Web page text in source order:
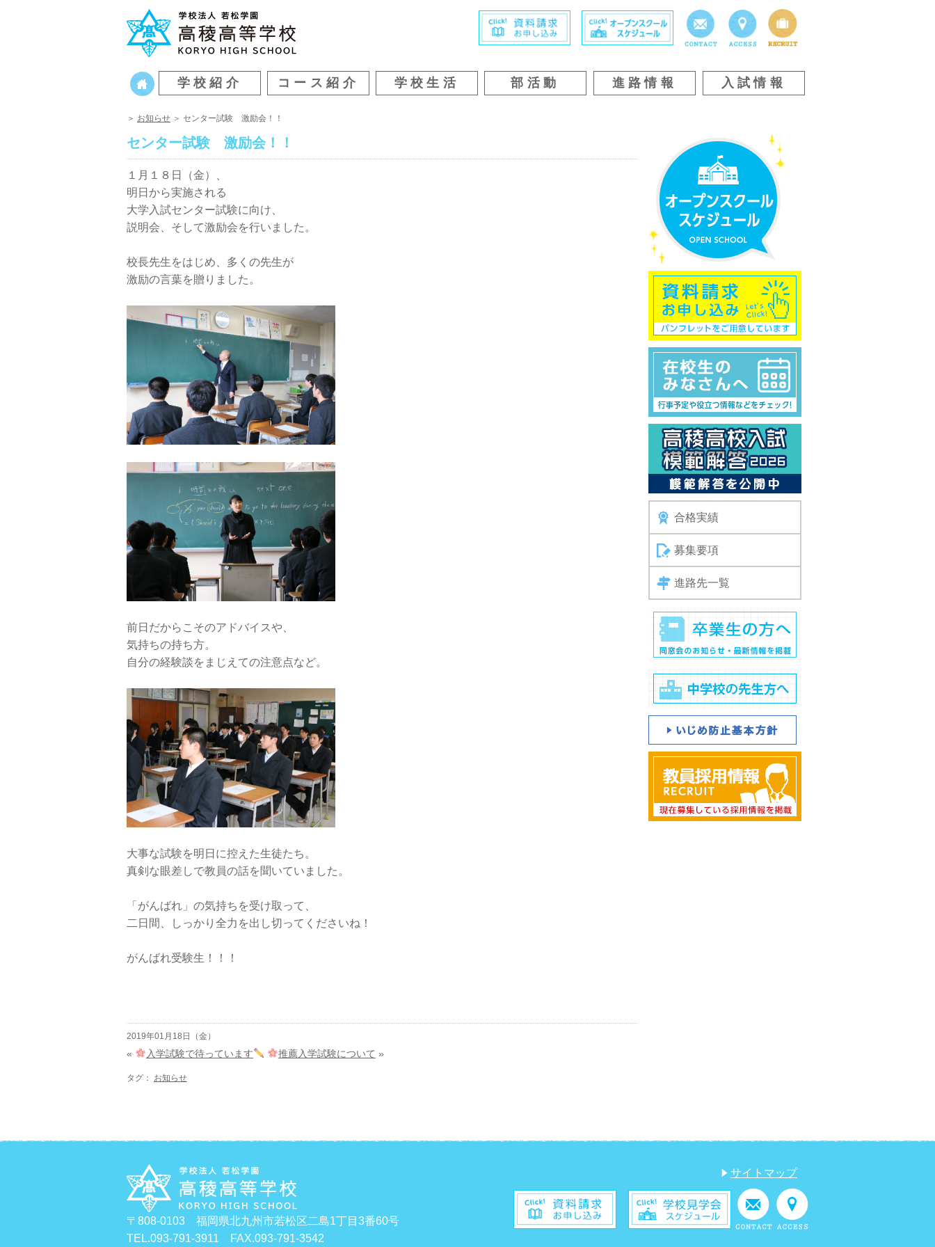
学校紹介 コース紹介 学校生活 部活動 進路情報 入試情報
＞ お知らせ ＞ センター試験 激励会！！
センター試験 激励会！！
１月１８日（金）、
明日から実施される
大学入試センター試験に向け、
説明会、そして激励会を行いました。
校長先生をはじめ、多くの先生が
激励の言葉を贈りました。
前日だからこそのアドバイスや、
気持ちの持ち方。
自分の経験談をまじえての注意点など。
大事な試験を明日に控えた生徒たち。
真剣な眼差しで教員の話を聞いていました。
「がんばれ」の気持ちを受け取って、
二日間、しっかり全力を出し切ってくださいね！
がんばれ受験生！！！
2019年01月18日（金）
« 入学試験で待っています 推薦入学試験について »
タグ： お知らせ
合格実績
募集要項
進路先一覧
〒808-0103 福岡県北九州市若松区二島1丁目3番60号
TEL.093-791-3911 FAX.093-791-3542
サイトマップ